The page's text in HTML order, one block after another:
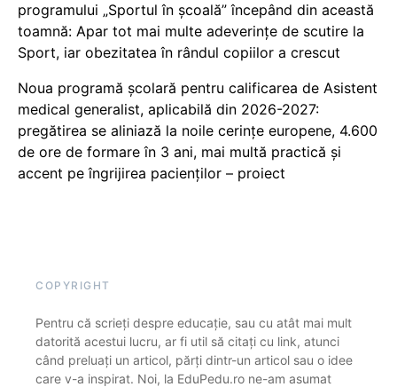
programului „Sportul în școală” începând din această
toamnă: Apar tot mai multe adeverințe de scutire la
Sport, iar obezitatea în rândul copiilor a crescut
Noua programă școlară pentru calificarea de Asistent
medical generalist, aplicabilă din 2026-2027:
pregătirea se aliniază la noile cerințe europene, 4.600
de ore de formare în 3 ani, mai multă practică și
accent pe îngrijirea pacienților – proiect
COPYRIGHT
Pentru că scrieți despre educație, sau cu atât mai mult
datorită acestui lucru, ar fi util să citați cu link, atunci
când preluați un articol, părți dintr-un articol sau o idee
care v-a inspirat. Noi, la EduPedu.ro ne-am asumat